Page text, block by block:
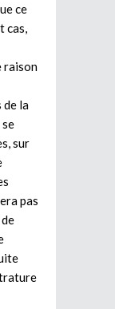
ce
cas,
raison
de la
sur
pas